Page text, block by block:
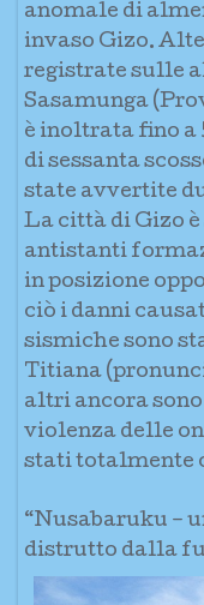
anomale di
invaso Gizo.
registrate sulle
Sasamunga
è inoltrata fino a
di sessanta
state avvertite
La città di Gizo
antistanti
in posizione
ciò i danni
sismiche sono
Titiana
altri ancora
violenza delle
stati totalmente
“Nusabaruku –
distrutto dalla